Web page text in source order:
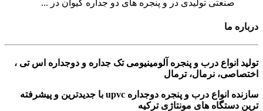
صنعتی تولیدی در و پنجره های دو جداره کیوان در ...
درباره ما
تولید انواع درب و پنجره آلومینیومی تک جداره و دوجداره اس تی ،
اختصاصی، نرمال، ترمال
سازنده انواع درب و پنجره دوجداره upvc با جدیدترین و پیشرفته
ترین دستگاه های مونتاژی ترکیه